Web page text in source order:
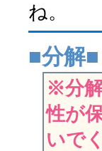
ね。
■分解■
※分
性が
いで